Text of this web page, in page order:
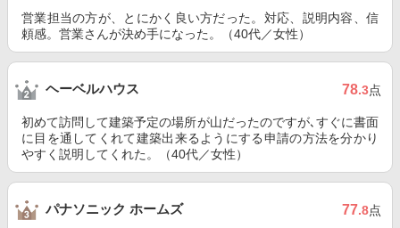
営業担当の方が、とにかく良い方だった。対応、説明内容、信
頼感。営業さんが決め手になった。（40代／女性）
ヘーベルハウス 78.3点
初めて訪問して建築予定の場所が山だったのですが､すぐに書面
に目を通してくれて建築出来るようにする申請の方法を分かり
やすく説明してくれた。（40代／女性）
パナソニック ホームズ 77.8点